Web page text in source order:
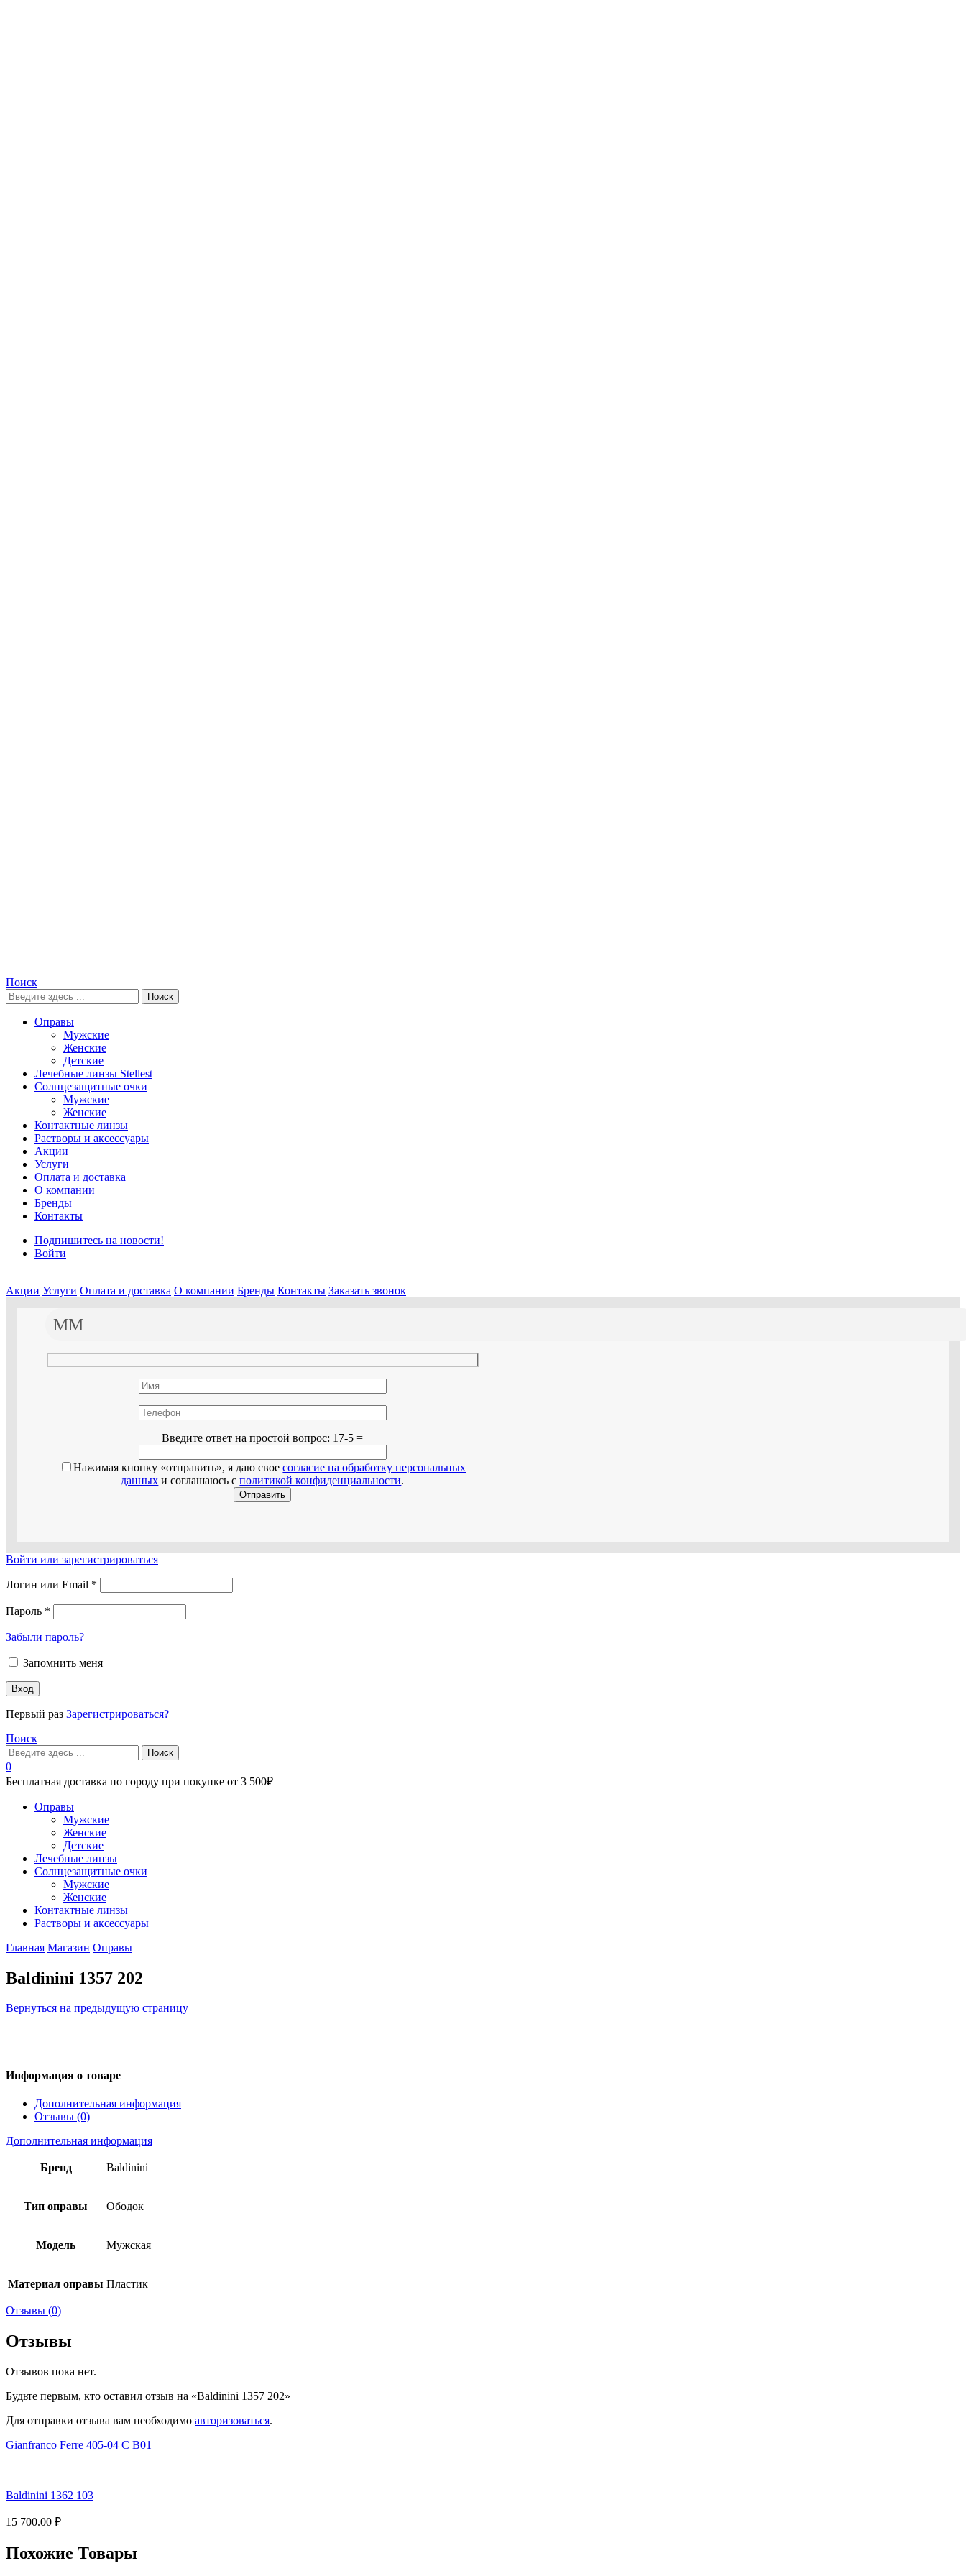
Поиск
Поиск
Оправы
Мужские
Женские
Детские
Лечебные линзы Stellest
Солнцезащитные очки
Мужские
Женские
Контактные линзы
Растворы и аксессуары
Акции
Услуги
Оплата и доставка
О компании
Бренды
Контакты
Подпишитесь на новости!
Войти
Акции Услуги Оплата и доставка О компании Бренды Контакты Заказать звонок
Введите ответ на простой вопрос: 17-5 =
Нажимая кнопку «отправить», я даю своесогласие на обработку персональных
данных и соглашаюсь сполитикой конфиденциальности.
Войти или зарегистрироваться
Логин или Email *
Пароль *
Забыли пароль?
Запомнить меня
Вход
Первый раз Зарегистрироваться?
Поиск
Поиск
0
Бесплатная доставка по городу при покупке от 3 500₽
Оправы
Мужские
Женские
Детские
Лечебные линзы
Солнцезащитные очки
Мужские
Женские
Контактные линзы
Растворы и аксессуары
Главная Магазин Оправы
Baldinini 1357 202
Вернуться на предыдущую страницу
Информация о товаре
Дополнительная информация
Отзывы (0)
Дополнительная информация
Бренд Baldinini
Тип оправы Ободок
Модель Мужская
Материал оправы Пластик
Отзывы (0)
Отзывы
Отзывов пока нет.
Будьте первым, кто оставил отзыв на «Baldinini 1357 202»
Для отправки отзыва вам необходимо авторизоваться.
Gianfranco Ferre 405-04 C B01
Baldinini 1362 103
15 700.00 ₽
Похожие Товары